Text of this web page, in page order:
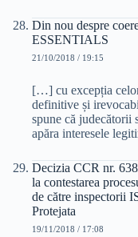
Din nou despre
ESSENTIALS
21/10/2018 / 19:15
[…] cu excepția
definitive și
spune că judecătorii
apăra interesele
Decizia CCR nr.
la contestarea
de către inspectorii
Protejata
19/11/2018 / 17:08